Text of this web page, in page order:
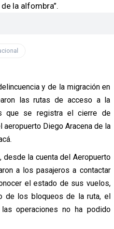
la alfombra”.
y de la migración en
las rutas de acceso a la
que se registra el cierre de
Diego Aracena de la
desde la cuenta del Aeropuerto
a los pasajeros a contactar
el estado de sus vuelos,
de los bloqueos de la ruta, el
operaciones no ha podido